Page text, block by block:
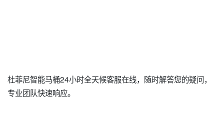
杜菲尼智能马桶24小时全天候客服在线，随时解答您的疑问，
专业团队快速响应。